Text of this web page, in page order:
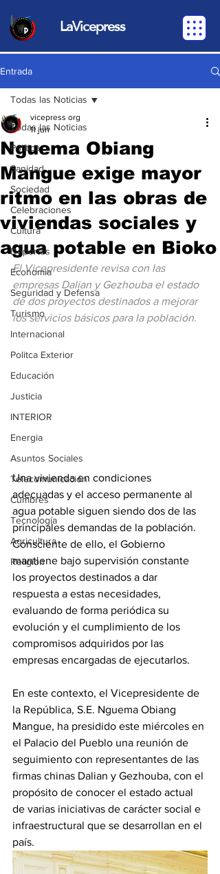
LaVicepress
Entrada
Todas las Noticias
Política
Sanidad
Sociedad
Celebraciones
Cultura
Deportes
Economia
Seguridad y Defensa
Turismo
Internacional
Politca Exterior
Educación
Justicia
INTERIOR
Energia
Asuntos Sociales
Telecomunicación
Cumbres
Tecnología
Agricultura
Religión
Todas las Noticias
Nguema Obiang
Mangue exige mayor
ritmo en las obras de
viviendas sociales y
agua potable en Bioko
vicepress org
11 jun
El Vicepresidente revisa con las
empresas Dalian y Gezhouba el estado
de dos proyectos destinados a mejorar
los servicios básicos para la población.
Una vivienda en condiciones
adecuadas y el acceso permanente al
agua potable siguen siendo dos de las
principales demandas de la población.
Consciente de ello, el Gobierno
mantiene bajo supervisión constante
los proyectos destinados a dar
respuesta a estas necesidades,
evaluando de forma periódica su
evolución y el cumplimiento de los
compromisos adquiridos por las
empresas encargadas de ejecutarlos.
En este contexto, el Vicepresidente de
la República, S.E. Nguema Obiang
Mangue, ha presidido este miércoles en
el Palacio del Pueblo una reunión de
seguimiento con representantes de las
firmas chinas Dalian y Gezhouba, con el
propósito de conocer el estado actual
de varias iniciativas de carácter social e
infraestructural que se desarrollan en el
país.